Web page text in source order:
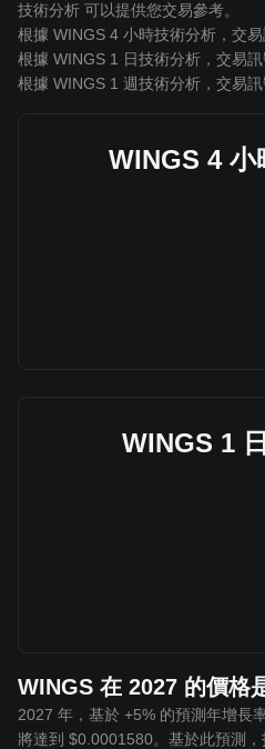
技術分析 可以提供您交易參考。
根據 WINGS 4 小時技術分析，交
根據 WINGS 1 日技術分析，交易訊
根據 WINGS 1 週技術分析，交易訊
WINGS 4 小
WINGS 1
WINGS 在 2027 的價格
2027 年，基於 +5% 的預測年增長
將達到 $0.0001580。基於此預測